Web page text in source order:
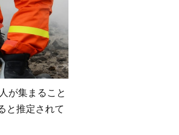
が集まること
と推定されて